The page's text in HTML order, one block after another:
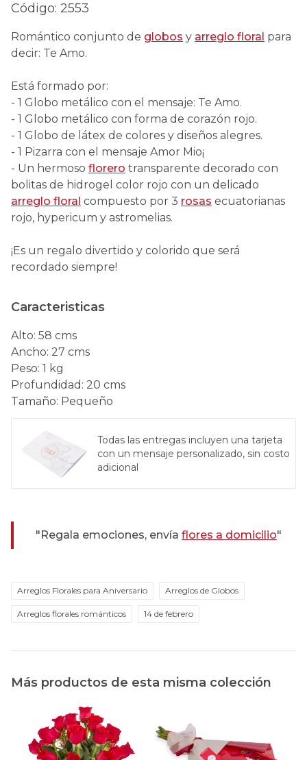
Código: 2553
Romántico conjunto de globos y arreglo floral para
decir: Te Amo.
Está formado por:
- 1 Globo metálico con el mensaje: Te Amo.
- 1 Globo metálico con forma de corazón rojo.
- 1 Globo de látex de colores y diseños alegres.
- 1 Pizarra con el mensaje Amor Mio¡
- Un hermoso florero transparente decorado con
bolitas de hidrogel color rojo con un delicado
arreglo floral compuesto por 3 rosas ecuatorianas
rojo, hypericum y astromelias.
¡Es un regalo divertido y colorido que será
recordado siempre!
Caracteristicas
Alto: 58 cms
Ancho: 27 cms
Peso: 1 kg
Profundidad : 20 cms
Tamaño: Pequeño
Todas las entregas incluyen una tarjeta
con un mensaje personalizado, sin costo
adicional
"Regala emociones, envía flores a domicilio"
Arreglos Florales para Aniversario Arreglos de Globos
Arreglos florales románticos 14 de febrero
Más productos de esta misma colección